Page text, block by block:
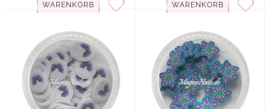
WARENKORB WARENKORB